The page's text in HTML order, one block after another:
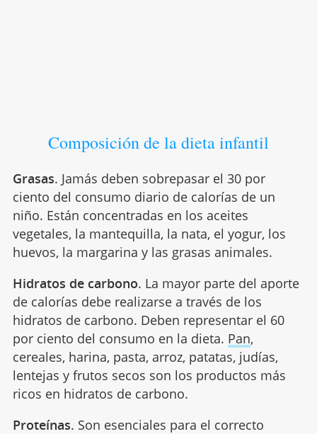
Composición de la dieta infantil
Grasas. Jamás deben sobrepasar el 30 por
ciento del consumo diario de calorías de un
niño. Están concentradas en los aceites
vegetales, la mantequilla, la nata, el yogur, los
huevos, la margarina y las grasas animales.
Hidratos de carbono. La mayor parte del aporte
de calorías debe realizarse a través de los
hidratos de carbono. Deben representar el 60
por ciento del consumo en la dieta. Pan,
cereales, harina, pasta, arroz, patatas, judías,
lentejas y frutos secos son los productos más
ricos en hidratos de carbono.
Proteínas. Son esenciales para el correcto